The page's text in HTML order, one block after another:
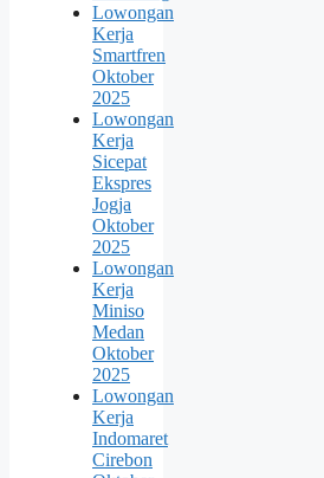
Lowongan
Kerja
Smartfren
Oktober
2025
Lowongan
Kerja
Sicepat
Ekspres
Jogja
Oktober
2025
Lowongan
Kerja
Miniso
Medan
Oktober
2025
Lowongan
Kerja
Indomaret
Cirebon